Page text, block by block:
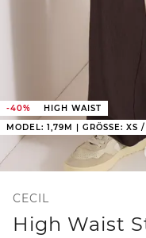
-40%
HIGH WAIST
MODEL: 1,79M | GRÖSSE: XS /
CECIL
High Waist